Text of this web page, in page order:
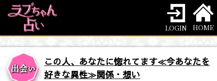
LOGIN HOME
この人、あなたに惚れてます≪今あなたを
好きな異性≫関係・想い